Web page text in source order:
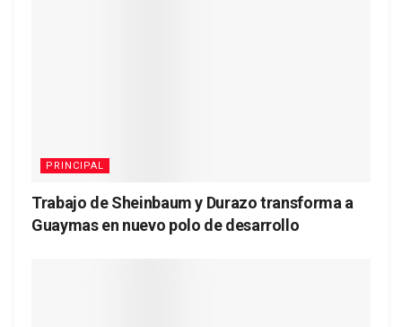
PRINCIPAL
Trabajo de Sheinbaum y Durazo transforma a
Guaymas en nuevo polo de desarrollo